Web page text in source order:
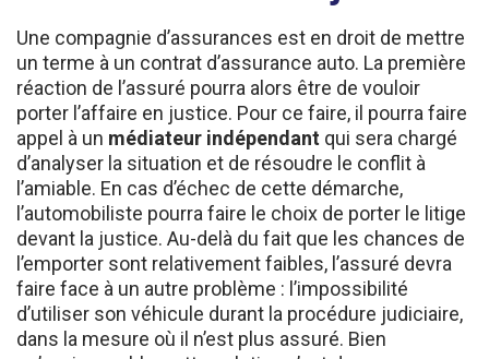
Une compagnie d’assurances est en droit de mettre
un terme à un contrat d’assurance auto. La première
réaction de l’assuré pourra alors être de vouloir
porter l’affaire en justice. Pour ce faire, il pourra faire
appel à unmédiateur indépendantqui sera chargé
d’analyser la situation et de résoudre le conflit à
l’amiable. En cas d’échec de cette démarche,
l’automobiliste pourra faire le choix de porter le litige
devant la justice. Au-delà du fait que les chances de
l’emporter sont relativement faibles, l’assuré devra
faire face à un autre problème : l’impossibilité
d’utiliser son véhicule durant la procédure judiciaire,
dans la mesure où il n’est plus assuré. Bien
qu’envisageable, cette solution n’est donc pas